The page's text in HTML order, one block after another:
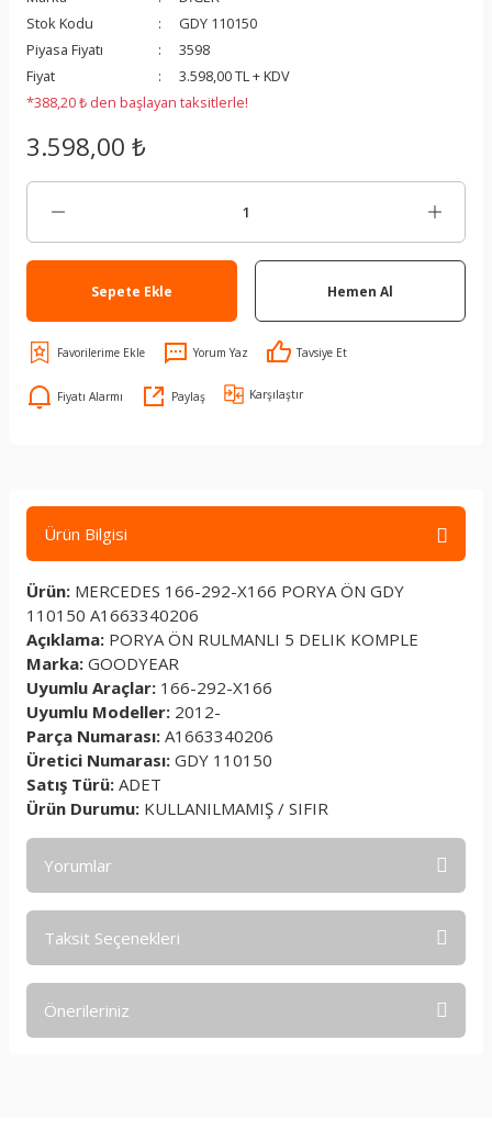
Stok Kodu
GDY 110150
Piyasa Fiyatı
3598
Fiyat
3.598,00 TL + KDV
*388,20 ₺ den başlayan taksitlerle!
3.598,00 ₺
Sepete Ekle Hemen Al
Yorum Yaz Tavsiye Et
Fiyatı Alarmı Paylaş Karşılaştır
Ürün Bilgisi
Ürün: MERCEDES 166-292-X166 PORYA ÖN GDY
110150 A1663340206
Açıklama: PORYA ÖN RULMANLI 5 DELIK KOMPLE
Marka: GOODYEAR
Uyumlu Araçlar: 166-292-X166
Uyumlu Modeller: 2012-
Parça Numarası: A1663340206
Üretici Numarası: GDY 110150
Satış Türü: ADET
Ürün Durumu: KULLANILMAMIŞ / SIFIR
Yorumlar
Taksit Seçenekleri
Önerileriniz